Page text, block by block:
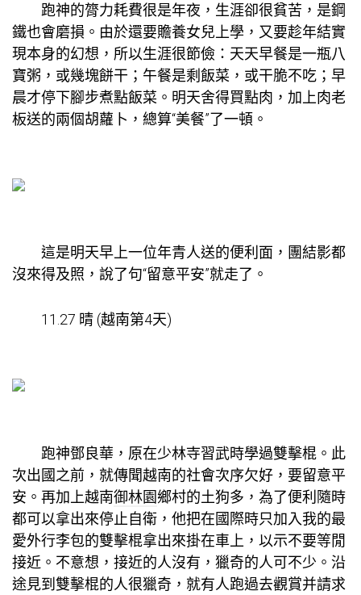
跑神的膂力耗費很是年夜，生涯卻很貧苦，是鋼
鐵也會磨損。由於還要贍養女兒上學，又要趁年結實
現本身的幻想，所以生涯很節儉：天天早餐是一瓶八
寶粥，或幾塊餅干；午餐是剩飯菜，或干脆不吃；早
晨才停下腳步煮點飯菜。明天舍得買點肉，加上肉老
板送的兩個胡蘿卜，總算“美餐”了一頓。
這是明天早上一位年青人送的便利面，團結影都
沒來得及照，說了句“留意平安”就走了。
11.27 晴 (越南第4天)
跑神鄧良華，原在少林寺習武時學過雙擊棍。此
次出國之前，就傳聞越南的社會次序欠好，要留意平
安。再加上越南御林園鄉村的土狗多，為了便利隨時
都可以拿出來停止自衛，他把在國際時只加入我的最
愛外行李包的雙擊棍拿出來掛在車上，以示不要等閒
接近。不意想，接近的人沒有，獵奇的人可不少。沿
途見到雙擊棍的人很獵奇，就有人跑過去觀賞并請求